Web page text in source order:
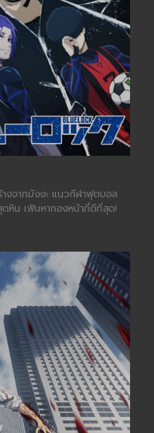
งจากมังงะ แนวกีฬาฟุตบอล
หิน เฟ้นหากองหน้าที่ดีที่สุด!